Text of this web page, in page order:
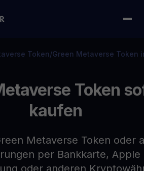
Token/Green Metaverse Token
Token
kaufen
Metaverse Token oder
per Bankkarte, Apple
oder anderen